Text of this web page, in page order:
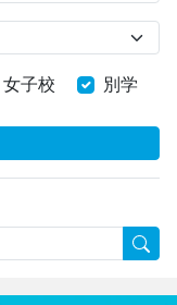
女子校 別学